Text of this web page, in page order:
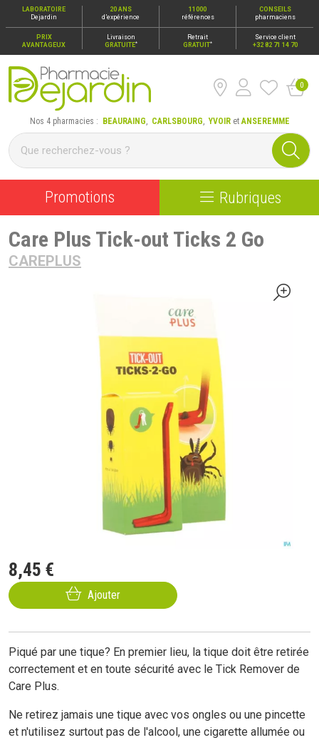
LABORATOIRE
Dejardin
20 ANS
d’expérience
11000
références
CONSEILS
pharmaciens
PRIX
AVANTAGEUX
Livraison
GRATUITE*
Retrait
GRATUIT*
Service client
+32 82 71 14 70
Pharmacie Dejardin Nos 4 pharmacies : Beauraing,
0
Nos 4 pharmacies : BEAURAING, CARLSBOURG,YVOIRetANSEREMME
Promotions Rubriques
Care Plus Tick-out Ticks 2 Go
CAREPLUS
8,45 €
Ajouter
Piqué par une tique? En premier lieu, la tique doit être retirée
correctement et en toute sécurité avec le Tick Remover de
Care Plus.
Ne retirez jamais une tique avec vos ongles ou une pincette
et n'utilisez surtout pas de l'alcool, une cigarette allumée ou